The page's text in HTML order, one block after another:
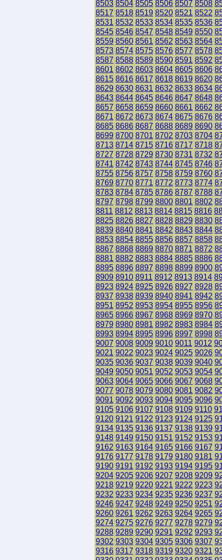
8503 8504 8505 8506 8507 8508
8517 8518 8519 8520 8521 8522
8531 8532 8533 8534 8535 8536
8545 8546 8547 8548 8549 8550
8559 8560 8561 8562 8563 8564
8573 8574 8575 8576 8577 8578
8587 8588 8589 8590 8591 8592
8601 8602 8603 8604 8605 8606
8615 8616 8617 8618 8619 8620
8629 8630 8631 8632 8633 8634
8643 8644 8645 8646 8647 8648
8657 8658 8659 8660 8661 8662
8671 8672 8673 8674 8675 8676
8685 8686 8687 8688 8689 8690
8699 8700 8701 8702 8703 8704
8713 8714 8715 8716 8717 8718
8727 8728 8729 8730 8731 8732
8741 8742 8743 8744 8745 8746
8755 8756 8757 8758 8759 8760
8769 8770 8771 8772 8773 8774
8783 8784 8785 8786 8787 8788
8797 8798 8799 8800 8801 8802
8811 8812 8813 8814 8815 8816
8825 8826 8827 8828 8829 8830
8839 8840 8841 8842 8843 8844
8853 8854 8855 8856 8857 8858
8867 8868 8869 8870 8871 8872
8881 8882 8883 8884 8885 8886
8895 8896 8897 8898 8899 8900
8909 8910 8911 8912 8913 8914
8923 8924 8925 8926 8927 8928
8937 8938 8939 8940 8941 8942
8951 8952 8953 8954 8955 8956
8965 8966 8967 8968 8969 8970
8979 8980 8981 8982 8983 8984
8993 8994 8995 8996 8997 8998
9007 9008 9009 9010 9011 9012
9021 9022 9023 9024 9025 9026
9035 9036 9037 9038 9039 9040
9049 9050 9051 9052 9053 9054
9063 9064 9065 9066 9067 9068
9077 9078 9079 9080 9081 9082
9091 9092 9093 9094 9095 9096
9105 9106 9107 9108 9109 9110
9120 9121 9122 9123 9124 9125
9134 9135 9136 9137 9138 9139
9148 9149 9150 9151 9152 9153
9162 9163 9164 9165 9166 9167
9176 9177 9178 9179 9180 9181
9190 9191 9192 9193 9194 9195
9204 9205 9206 9207 9208 9209
9218 9219 9220 9221 9222 9223
9232 9233 9234 9235 9236 9237
9246 9247 9248 9249 9250 9251
9260 9261 9262 9263 9264 9265
9274 9275 9276 9277 9278 9279
9288 9289 9290 9291 9292 9293
9302 9303 9304 9305 9306 9307
9316 9317 9318 9319 9320 9321